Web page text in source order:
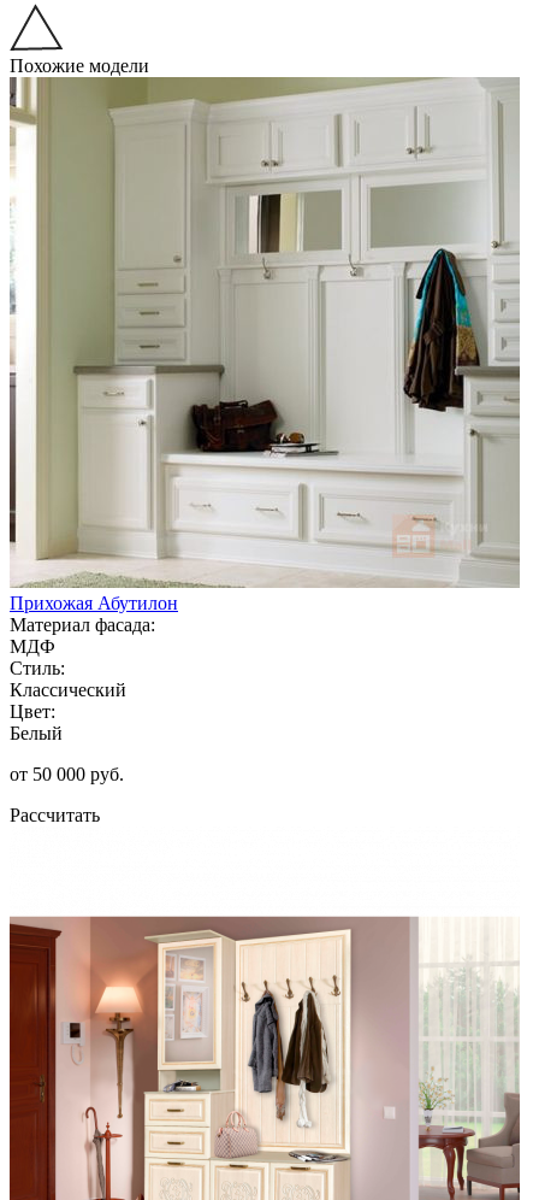
Похожие модели
Прихожая Абутилон
Материал фасада:
МДФ
Стиль:
Классический
Цвет:
Белый
от 50 000 руб.
Рассчитать